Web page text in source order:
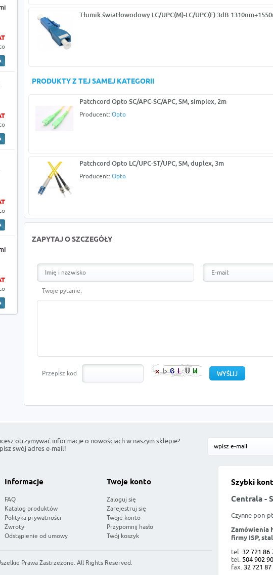
Tłumik światłowodowy LC/UPC(M)-LC/UPC(F) 3dB
PRODUKTY Z TEJ SAMEJ KATEGORII
Patchcord Opto SC/APC-SC/APC, SM, simplex, 2m
Producent: Opto
Patchcord Opto LC/UPC-ST/UPC, SM, duplex, 3m
Producent: Opto
ZAPYTAJ O SZCZEGÓŁY
Twoje pytanie:
Przepisz kod
otrzymywać informacje o nowościach w naszym sklepie?
swój adres e-mail!
Szybki
Centrala -
Czynne pon-
Zamówienia
firmy ISP,
tel. 32 721 86
tel. 504 902
fax. 32 721 87
Informacje
FAQ
Katalog produktów
Polityka prywatności
Zwroty
Odstąpienie od umowy
Twoje konto
Zaloguj się
Zarejestruj się
Twoje konto
Przypomnij hasło
Twój koszyk
Prawa Zastrzeżone. All Rights Reserved.